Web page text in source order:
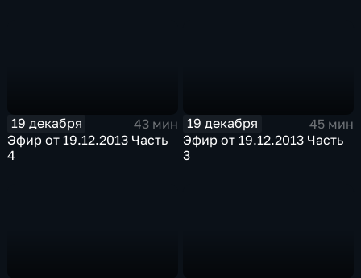
19 декабря
43 мин
Эфир от 19.12.2013 Часть
4
19 декабря
45 мин
Эфир от 19.12.2013 Часть
3